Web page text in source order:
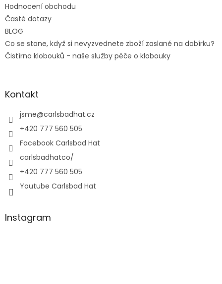
Hodnocení obchodu
Časté dotazy
BLOG
Co se stane, když si nevyzvednete zboží zaslané na dobírku?
Čistírna klobouků - naše služby péče o klobouky
Kontakt
jsme@carlsbadhat.cz
+420 777 560 505
Facebook Carlsbad Hat
carlsbadhatco/
+420 777 560 505
Youtube Carlsbad Hat
Instagram